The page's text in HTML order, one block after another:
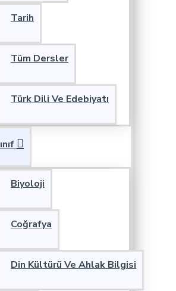
Tarih
Tüm Dersler
Türk Dili Ve Edebiyatı
Biyoloji
Coğrafya
Din Kültürü Ve Ahlak Bilgisi